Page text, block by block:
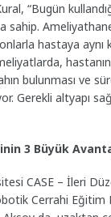
“Bugün
sahip.
hastaya aynı
bulunması ve
Gerekli altyapı
3 Büyük
CASE – İleri
Cerrahi